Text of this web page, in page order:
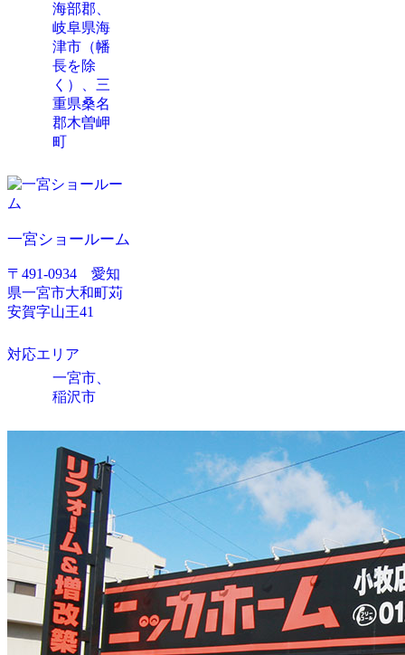
海部郡、
岐阜県海
津市（幡
長を除
く）、三
重県桑名
郡木曽岬
町
一宮ショールーム
〒491-0934 愛知
県一宮市大和町苅
安賀字山王41
対応エリア
一宮市、
稲沢市